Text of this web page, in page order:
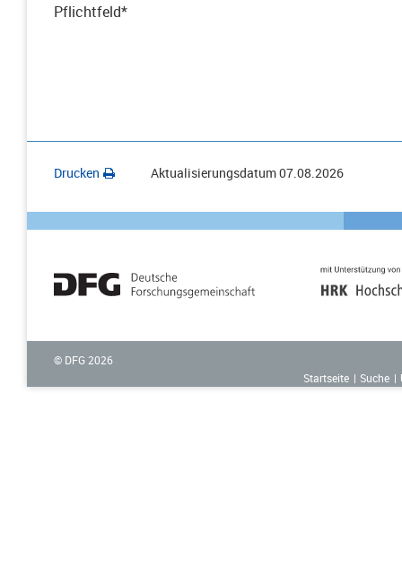
Pflichtfeld*
Drucken Aktualisierungsdatum07.08.2026
© DFG 2026
Startseite
Suche